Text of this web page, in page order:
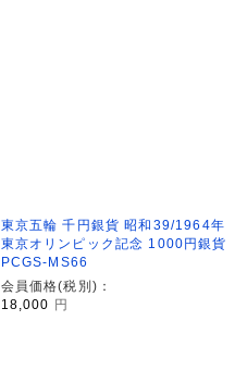
東京五輪 千円銀貨 昭和39/1964年
東京オリンピック記念 1000円銀貨
PCGS-MS66
会員価格(税別)：
18,000
円